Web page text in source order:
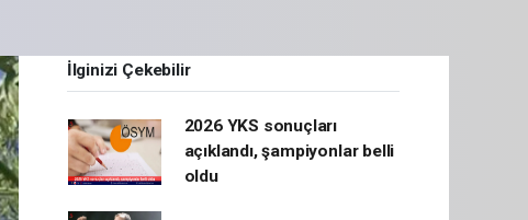
İlginizi Çekebilir
2026 YKS sonuçları
açıklandı, şampiyonlar belli
oldu